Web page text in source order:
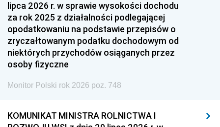
lipca 2026 r. w sprawie wysokości dochodu
za rok 2025 z działalności podlegającej
opodatkowaniu na podstawie przepisów o
zryczałtowanym podatku dochodowym od
niektórych przychodów osiąganych przez
osoby fizyczne
Monitor Polski rok 2026 poz. 748
KOMUNIKAT MINISTRA ROLNICTWA I